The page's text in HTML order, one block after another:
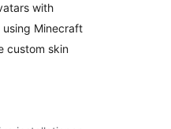
with
Minecraft
custom skin